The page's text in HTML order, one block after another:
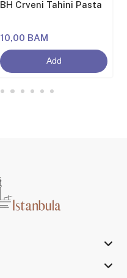
BH Crveni Tahini Pasta
10,00 BAM
Add